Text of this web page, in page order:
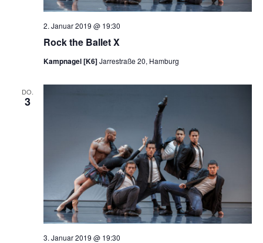
Rock the Ballet X
2. Januar 2019 @ 19:30
Kampnagel [K6]Jarrestraße 20, Hamburg
DO.
3
3. Januar 2019 @ 19:30